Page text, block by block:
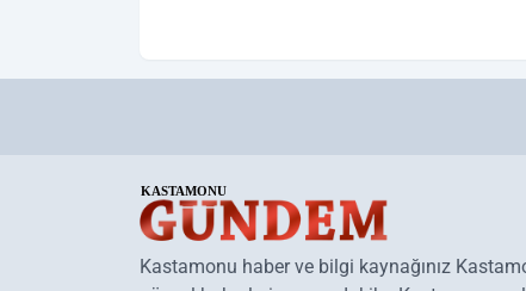
Kastamonu haber ve bilgi kaynağınız